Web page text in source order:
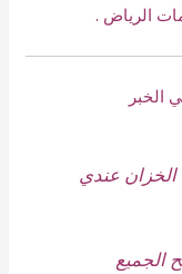
الرياض .
الخبر
الخزان عندي
الجميع